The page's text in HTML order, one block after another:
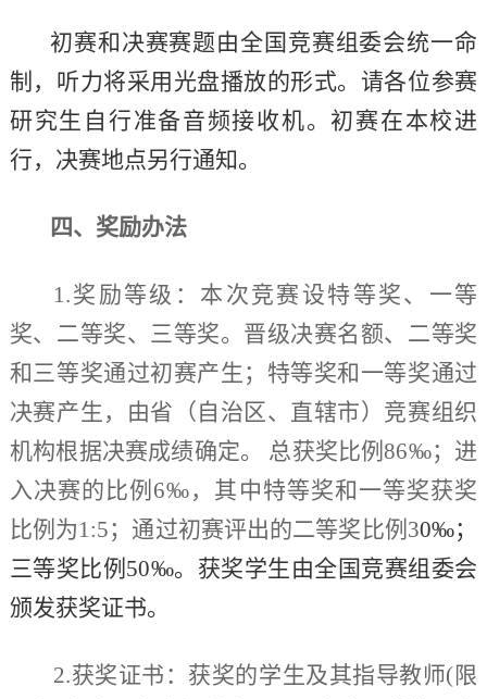
初赛和决赛赛题由全国竞赛组委会统一命
制，听力将采用光盘播放的形式。请各位参赛
研究生自行准备音频接收机。初赛在本校进
行，决赛地点另行通知。
四、奖励办法
1.奖励等级： 本次竞赛设特等奖、一等
奖、二等奖、三等奖。晋级决赛名额、二等奖
和三等奖通过初赛产生；特等奖和一等奖通过
决赛产生，由省（自治区、直辖市）竞赛组织
机构根据决赛成绩确定。
总获奖比例86‰；进
入决赛的比例6‰，其中特等奖和一等奖获奖
比例为1:5；通过初赛评出的二等奖比例30‰；
三等奖比例50‰。获奖学生由全国竞赛组委会
颁发获奖证书。
2.获奖证书： 获奖的学生及其指导教师(限